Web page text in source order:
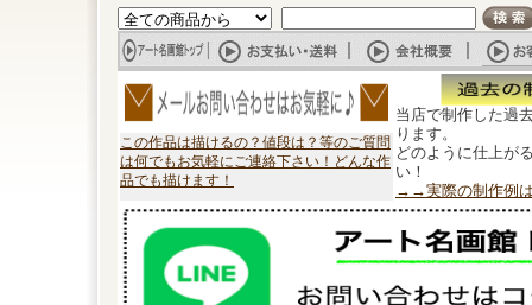
この作品は描けるの？値段は？等のご質問
は何でもお気軽にご連絡下さい！どんな作
品でも描けます！
当店で制作した過
ります。
どのように仕上が
い！
→→実際の制作例